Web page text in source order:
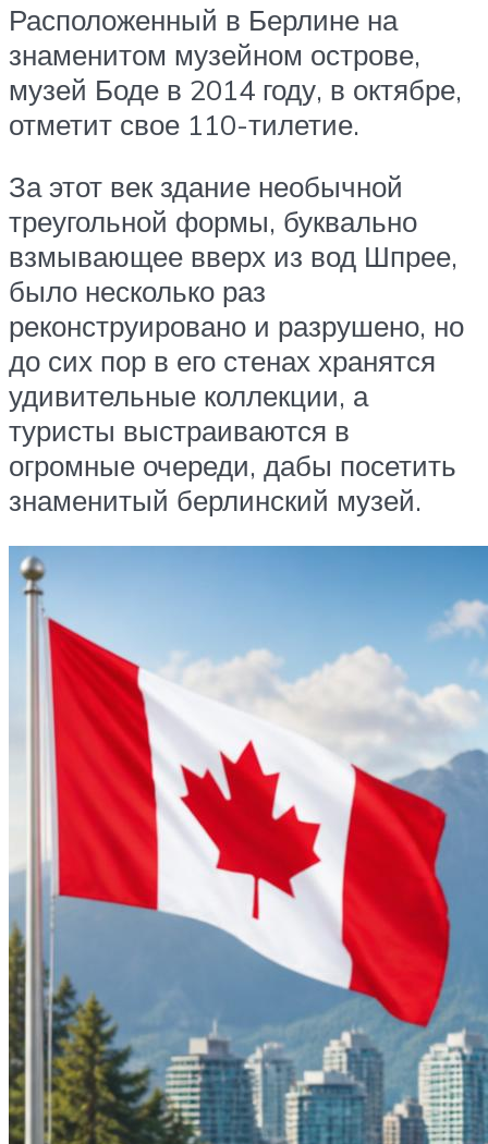
Расположенный в Берлине на
знаменитом музейном острове,
музей Боде в 2014 году, в октябре,
отметит свое 110-тилетие.
За этот век здание необычной
треугольной формы, буквально
взмывающее вверх из вод Шпрее,
было несколько раз
реконструировано и разрушено, но
до сих пор в его стенах хранятся
удивительные коллекции, а
туристы выстраиваются в
огромные очереди, дабы посетить
знаменитый берлинский музей.